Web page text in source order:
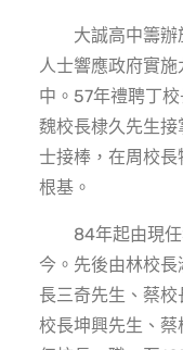
大誠高中籌辦
人士響應政府實
中。57年禮聘丁
魏校長棣久先生
士接棒，在周校
根基。
84年起由現任
今。先後由林校
長三奇先生、蔡
校長坤興先生、